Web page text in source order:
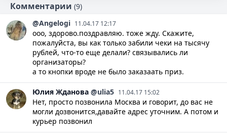
Комментарии (9)
@Angelogi 11.04.17 12:17
ооо, здорово.поздравляю. тоже жду. Скажите,
пожалуйста, вы как только забили чеки на тысячу
рублей, что-то еще делали? связывались ли
организаторы?
а то кнопки вроде не было заказаать приз.
Юлия Жданова @ulia5 11.04.17 15:02
Нет, просто позвонила Москва и говорит, до вас не
могли дозвонится,давайте адрес уточним. А потом и
курьер позвонил